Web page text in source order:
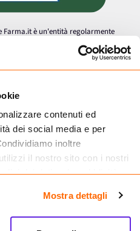
contenuti ed
dei social media e per
inoltre
il nostro sito con i nostri
dei dati web, pubblicità e
o che hanno raccolto dal
Mostra dettagli
Farma.it è un'entità regolarmente
effettuare la vendita online di